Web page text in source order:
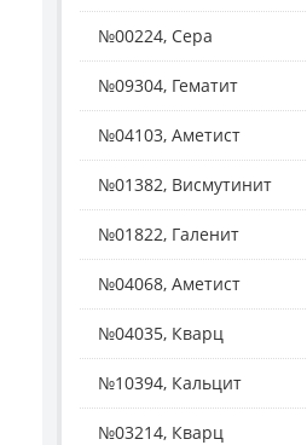
№00224, Сера
№09304, Гематит
№04103, Аметист
№01382, Висмутинит
№01822, Галенит
№04068, Аметист
№04035, Кварц
№10394, Кальцит
№03214, Кварц